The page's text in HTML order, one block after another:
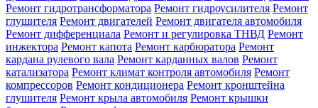
Ремонт гидротрансформатора Ремонт гидроусилителя Ремонт
глушителя Ремонт двигателей Ремонт двигателя автомобиля
Ремонт дифференциала Ремонт и регулировка ТНВД Ремонт
инжектора Ремонт капота Ремонт карбюратора Ремонт
кардана рулевого вала Ремонт карданных валов Ремонт
катализатора Ремонт климат контроля автомобиля Ремонт
компрессоров Ремонт кондиционера Ремонт кронштейна
глушителя Ремонт крыла автомобиля Ремонт крышки